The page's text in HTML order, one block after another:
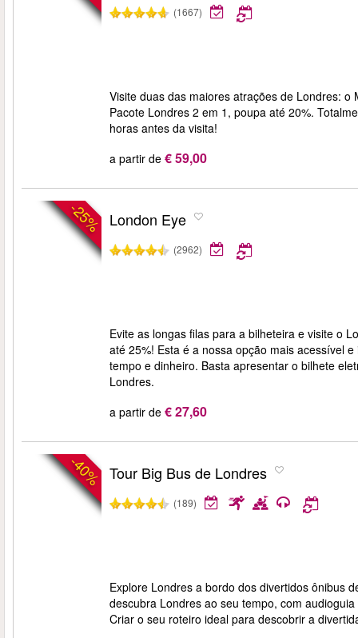
(1667)
Visite duas das maiores atrações de Londres:
Pacote Londres 2 em 1, poupa até 20%.
horas antes da visita!
a partir de € 59,00
-25% London Eye
(2962)
Evite as longas filas para a bilheteira e visite o
até 25%! Esta é a nossa opção mais acessível
tempo e dinheiro. Basta apresentar o bilhete
Londres.
a partir de € 27,60
-40% Tour Big Bus de Londres
(189)
Explore Londres a bordo dos divertidos ônibus
descubra Londres ao seu tempo, com
Criar o seu roteiro ideal para descobrir a